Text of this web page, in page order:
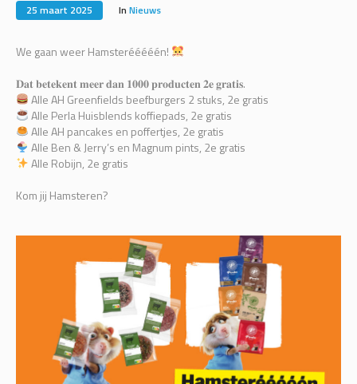
25 maart 2025 In Nieuws
We gaan weer Hamsterééééén!
𝐃𝐚𝐭 𝐛𝐞𝐭𝐞𝐤𝐞𝐧𝐭 𝐦𝐞𝐞𝐫 𝐝𝐚𝐧 𝟏𝟎𝟎𝟎 𝐩𝐫𝐨𝐝𝐮𝐜𝐭𝐞𝐧 𝟐𝐞 𝐠𝐫𝐚𝐭𝐢𝐬.
Alle AH Greenfields beefburgers 2 stuks, 2e gratis
Alle Perla Huisblends koffiepads, 2e gratis
Alle AH pancakes en poffertjes, 2e gratis
Alle Ben & Jerry’s en Magnum pints, 2e gratis
Alle Robijn, 2e gratis
Kom jij Hamsteren?